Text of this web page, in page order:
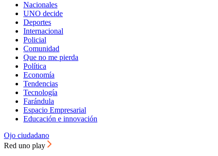
Nacionales
UNO decide
Deportes
Internacional
Policial
Comunidad
Que no me pierda
Política
Economía
Tendencias
Tecnología
Farándula
Espacio Empresarial
Educación e innovación
Ojo ciudadano
Red uno play